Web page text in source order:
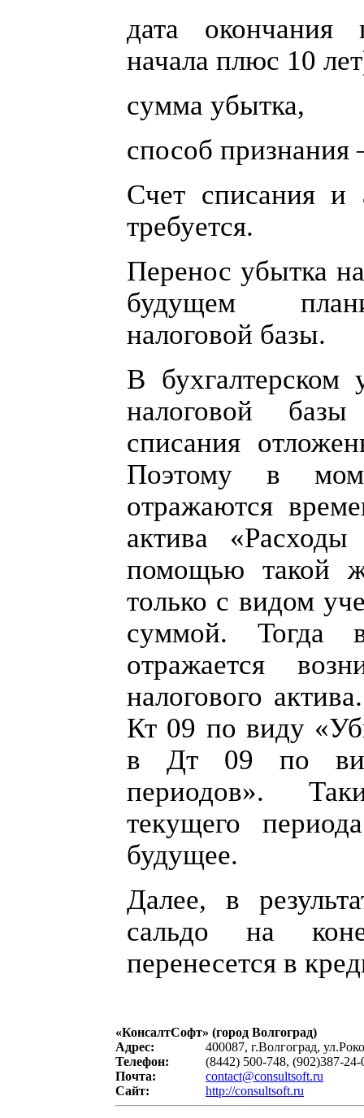
дата окончания
начала плюс 10
сумма убытка,
способ признания
Счет списания и
требуется.
Перенос убытка
будущем
налоговой базы.
В бухгалтерском
налоговой
списания
Поэтому в
отражаются
актива
помощью такой
только с видом
суммой. Тогда
отражается
налогового
Кт 09 по виду
в Дт 09 по
периодов».
текущего
будущее.
Далее, в
сальдо на
перенесется в
«КонсалтСофт» (город Волгоград)
Адрес:
400087, г.Волгоград,
Телефон:
(8442) 500-748, (902)387-24-
Почта:
contact@consultsoft.ru
Сайт:
http://consultsoft.ru